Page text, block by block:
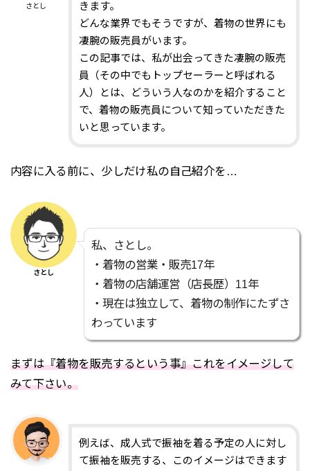
さとし
きます。
どんな業界でもそうですが、着物の世界にも
凄腕の販売員がいます。
この記事では、私が出会ってきた凄腕の販売
員（その中でもトップセーラーと呼ばれる
人）とは、どういう人なのかを紹介すること
で、着物の販売員について知っていただきた
いと思っています。
内容に入る前に、少しだけ私の自己紹介を…
さとし
私、さとし。
・着物の営業・販売17年
・着物の店舗運営（店長歴）11年
・現在は独立して、着物の制作にたずさ
わっています
まずは『着物を販売するという事』これをイメージして
みて下さい。
例えば、成人式で振袖を着る予定の人に対し
て振袖を販売する、このイメージはできます